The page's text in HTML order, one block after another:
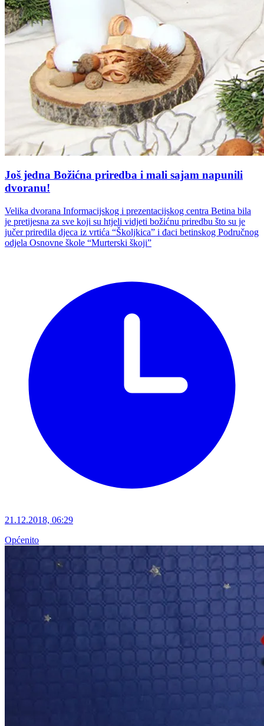
Još jedna Božićna priredba i mali sajam napunili
dvoranu!
Velika dvorana Informacijskog i prezentacijskog centra Betina bila
je pretijesna za sve koji su htjeli vidjeti božićnu priredbu što su je
jučer priredila djeca iz vrtića “Školjkica” i đaci betinskog Područnog
odjela Osnovne škole “Murterski škoji”
21.12.2018, 06:29
Općenito